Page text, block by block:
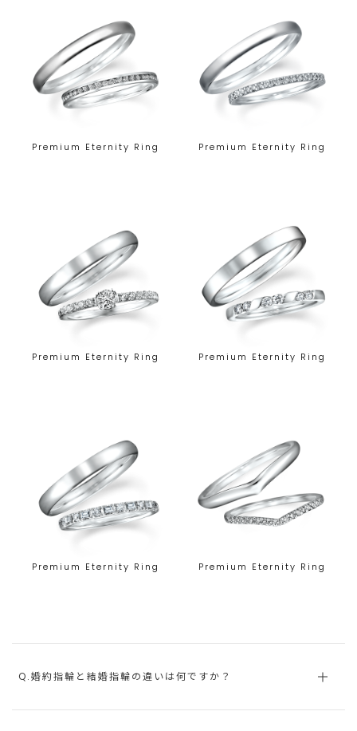
Premium Eternity Ring Premium Eternity Ring
Premium Eternity Ring Premium Eternity Ring
Premium Eternity Ring Premium Eternity Ring
Q.婚約指輪と結婚指輪の違いは何ですか？